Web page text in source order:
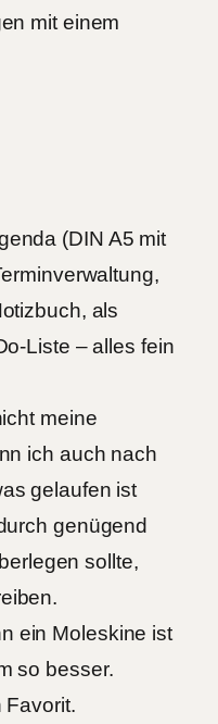
mit einem
(DIN A5 mit
als
Liste – alles fein
meine
ich auch nach
gelaufen ist
genügend
sollte,
ein Moleskine ist
so besser.
Favorit.